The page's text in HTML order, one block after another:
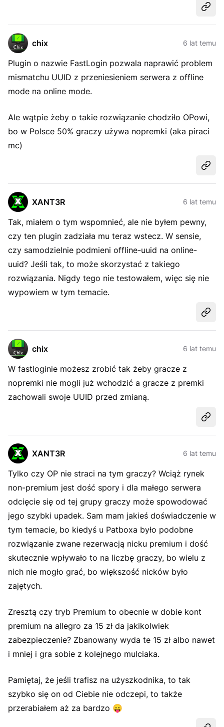
chix 6 lat temu
Plugin o nazwie FastLogin pozwala naprawić problem
mismatchu UUID z przeniesieniem serwera z offline
mode na online mode.
Ale wątpie żeby o takie rozwiązanie chodziło OPowi,
bo w Polsce 50% graczy używa nopremki (aka piraci
mc)
XANT3R 6 lat temu
Tak, miałem o tym wspomnieć, ale nie byłem pewny,
czy ten plugin zadziała mu teraz wstecz. W sensie,
czy samodzielnie podmieni offline-uuid na online-
uuid? Jeśli tak, to może skorzystać z takiego
rozwiązania. Nigdy tego nie testowałem, więc się nie
wypowiem w tym temacie.
chix 6 lat temu
W fastloginie możesz zrobić tak żeby gracze z
nopremki nie mogli już wchodzić a gracze z premki
zachowali swoje UUID przed zmianą.
XANT3R 6 lat temu
Tylko czy OP nie straci na tym graczy? Wciąż rynek
non-premium jest dość spory i dla małego serwera
odcięcie się od tej grupy graczy może spowodować
jego szybki upadek. Sam mam jakieś doświadczenie w
tym temacie, bo kiedyś u Patboxa było podobne
rozwiązanie zwane rezerwacją nicku premium i dość
skutecznie wpływało to na liczbę graczy, bo wielu z
nich nie mogło grać, bo większość nicków było
zajętych.
Zresztą czy tryb Premium to obecnie w dobie kont
premium na allegro za 15 zł da jakikolwiek
zabezpieczenie? Zbanowany wyda te 15 zł albo nawet
i mniej i gra sobie z kolejnego mulciaka.
Pamiętaj, że jeśli trafisz na użyszkodnika, to tak
szybko się on od Ciebie nie odczepi, to także
przerabiałem aż za bardzo 😛